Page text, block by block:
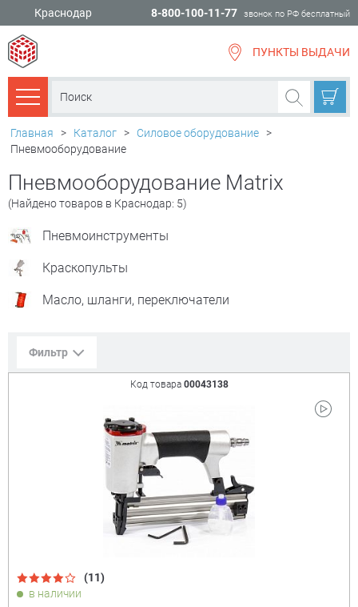
Краснодар 8-800-100-11-77 звонок по РФ бесплатный
ПУНКТЫ ВЫДАЧИ
Каталог товаров
Главная > Каталог > Силовое оборудование >
Пневмооборудование
Пневмооборудование Matrix
(Найдено товаров в Краснодар: 5)
Пневмоинструменты
Краскопульты
Масло, шланги, переключатели
Фильтр
Показать только
Код товара 00043138
(11)
в наличии